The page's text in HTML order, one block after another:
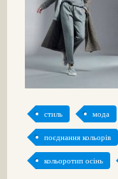
стиль мода
поєднання кольорів
кольоротип осінь